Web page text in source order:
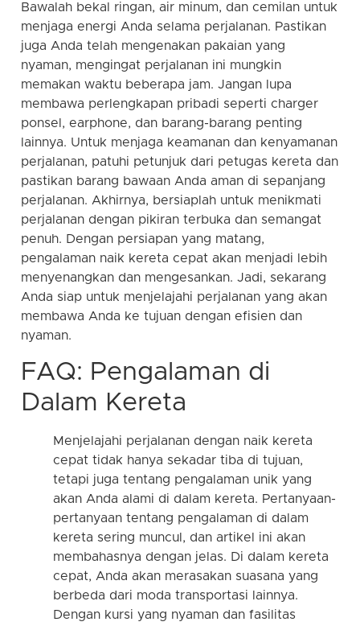
Bawalah bekal ringan, air minum, dan cemilan untuk
menjaga energi Anda selama perjalanan. Pastikan
juga Anda telah mengenakan pakaian yang
nyaman, mengingat perjalanan ini mungkin
memakan waktu beberapa jam. Jangan lupa
membawa perlengkapan pribadi seperti charger
ponsel, earphone, dan barang-barang penting
lainnya. Untuk menjaga keamanan dan kenyamanan
perjalanan, patuhi petunjuk dari petugas kereta dan
pastikan barang bawaan Anda aman di sepanjang
perjalanan. Akhirnya, bersiaplah untuk menikmati
perjalanan dengan pikiran terbuka dan semangat
penuh. Dengan persiapan yang matang,
pengalaman naik kereta cepat akan menjadi lebih
menyenangkan dan mengesankan. Jadi, sekarang
Anda siap untuk menjelajahi perjalanan yang akan
membawa Anda ke tujuan dengan efisien dan
nyaman.
FAQ: Pengalaman di
Dalam Kereta
Menjelajahi perjalanan dengan naik kereta
cepat tidak hanya sekadar tiba di tujuan,
tetapi juga tentang pengalaman unik yang
akan Anda alami di dalam kereta. Pertanyaan-
pertanyaan tentang pengalaman di dalam
kereta sering muncul, dan artikel ini akan
membahasnya dengan jelas. Di dalam kereta
cepat, Anda akan merasakan suasana yang
berbeda dari moda transportasi lainnya.
Dengan kursi yang nyaman dan fasilitas